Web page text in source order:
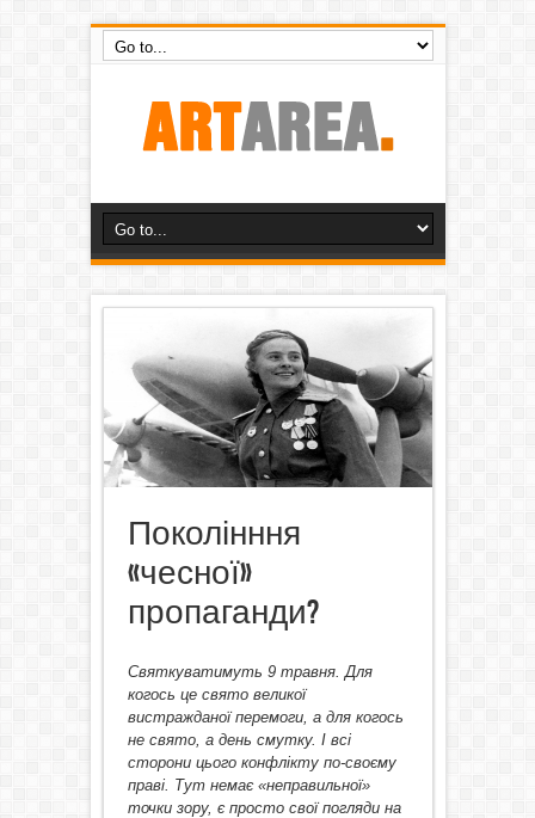
Поколінння
«чесної»
пропаганди?
Святкуватимуть 9 травня. Для
когось це свято великої
вистражданої перемоги, а для когось
не свято, а день смутку. І всі
сторони цього конфлікту по-своєму
праві. Тут немає «неправильної»
точки зору, є просто свої погляди на